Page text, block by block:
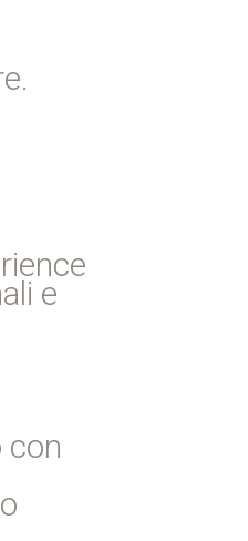
e
con